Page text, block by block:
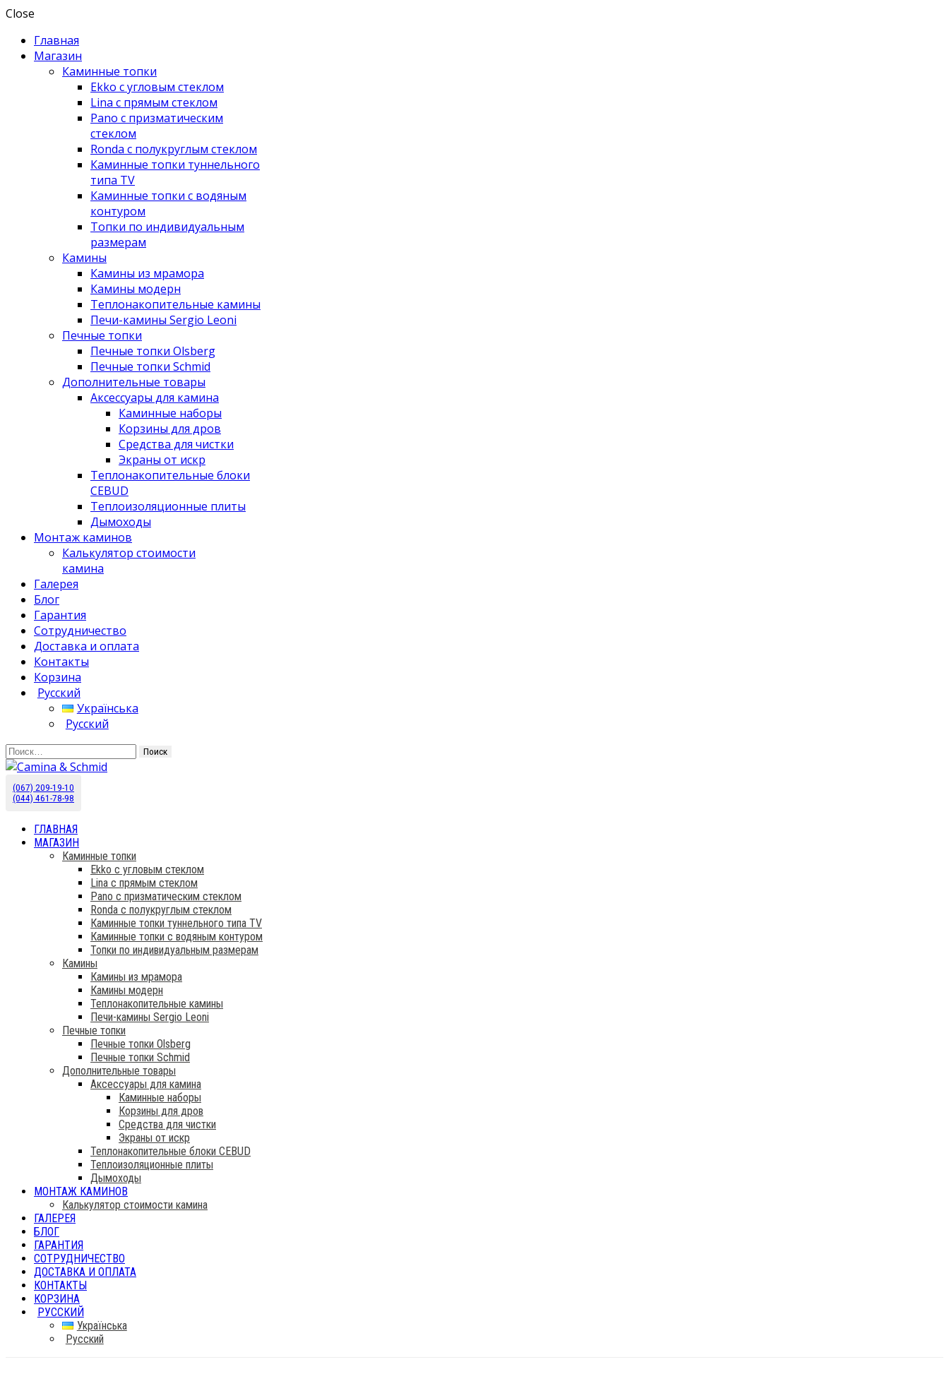
Close
Главная
Магазин
Каминные топки
Ekko с угловым стеклом
Lina с прямым стеклом
Pano с призматическим
стеклом
Ronda с полукруглым стеклом
Каминные топки туннельного
типа TV
Каминные топки с водяным
контуром
Топки по индивидуальным
размерам
Камины
Камины из мрамора
Камины модерн
Теплонакопительные камины
Печи-камины Sergio Leoni
Печные топки
Печные топки Olsberg
Печные топки Schmid
Дополнительные товары
Аксессуары для камина
Каминные наборы
Корзины для дров
Средства для чистки
Экраны от искр
Теплонакопительные блоки
CEBUD
Теплоизоляционные плиты
Дымоходы
Монтаж каминов
Калькулятор стоимости
камина
Галерея
Блог
Гарантия
Сотрудничество
Доставка и оплата
Контакты
Корзина
Русский
Українська
Русский
Найти:
Camina & Schmid
Камины Schmid купить в Украине. Эксклюзивный дистрибьютор.
(067) 209-19-10
(044) 461-78-98
ГЛАВНАЯ
МАГАЗИН
Каминные топки
Ekko с угловым стеклом
Lina с прямым стеклом
Pano с призматическим стеклом
Ronda с полукруглым стеклом
Каминные топки туннельного типа TV
Каминные топки с водяным контуром
Топки по индивидуальным размерам
Камины
Камины из мрамора
Камины модерн
Теплонакопительные камины
Печи-камины Sergio Leoni
Печные топки
Печные топки Olsberg
Печные топки Schmid
Дополнительные товары
Аксессуары для камина
Каминные наборы
Корзины для дров
Средства для чистки
Экраны от искр
Теплонакопительные блоки CEBUD
Теплоизоляционные плиты
Дымоходы
МОНТАЖ КАМИНОВ
Калькулятор стоимости камина
ГАЛЕРЕЯ
БЛОГ
ГАРАНТИЯ
СОТРУДНИЧЕСТВО
ДОСТАВКА И ОПЛАТА
КОНТАКТЫ
КОРЗИНА
РУССКИЙ
Українська
Русский